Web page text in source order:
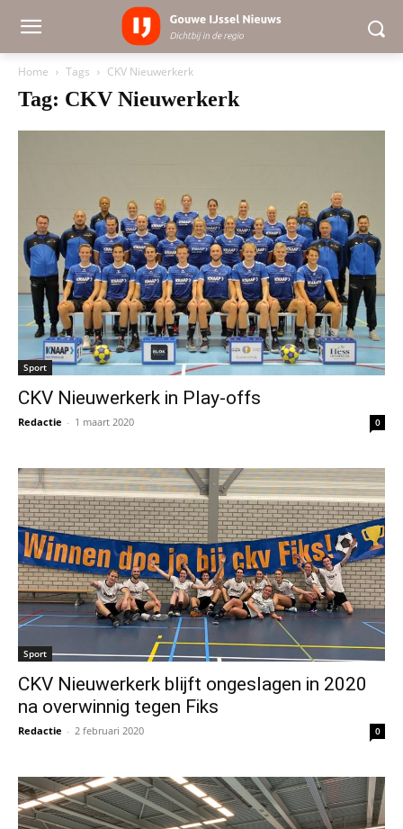
Home Tags CKV Nieuwerkerk
Tag: CKV Nieuwerkerk
Sport
CKV Nieuwerkerk in Play-offs
Redactie - 1 maart 2020 0
Sport
CKV Nieuwerkerk blijft ongeslagen in 2020
na overwinnig tegen Fiks
Redactie - 2 februari 2020 0